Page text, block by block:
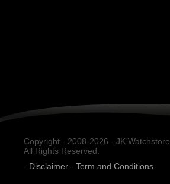
Copyright - 2008-2026 - JK Watchstore.
All Rights Reserved.
- Disclaimer - Term and Conditions